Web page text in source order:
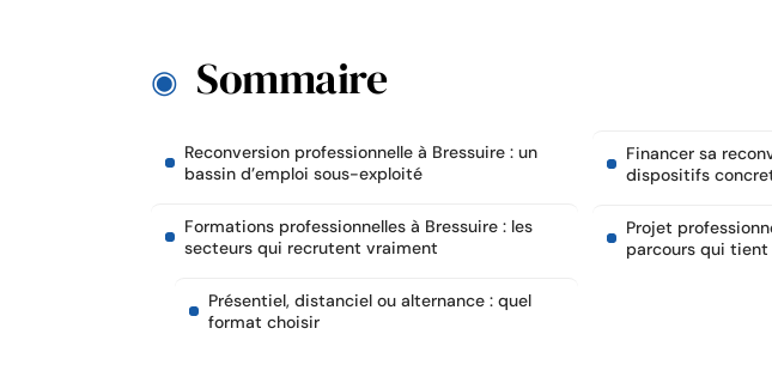
Sommaire
Reconversion professionnelle à Bressuire : un
bassin d’emploi sous-exploité
Formations professionnelles à Bressuire : les
secteurs qui recrutent vraiment
Présentiel, distanciel ou alternance : quel
format choisir
Financer sa
dispositifs
Projet
parcours qui tient